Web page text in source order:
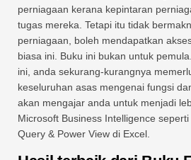
perniagaan kerana kepintaran
tugas mereka. Tetapi itu tidak
perniagaan, boleh mendapatkan
biasa ini. Buku ini bukan untuk
ini, anda sekurang-kurangnya
keseluruhan asas mengenai fungsi
akan mengajar anda untuk menjadi
Microsoft Business Intelligence
Query & Power View di Excel.